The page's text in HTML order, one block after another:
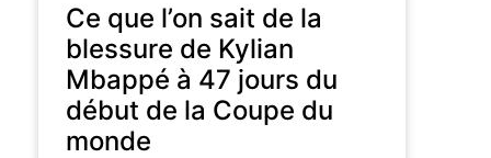
Ce que l’on sait de la
blessure de Kylian
Mbappé à 47 jours du
début de la Coupe du
monde